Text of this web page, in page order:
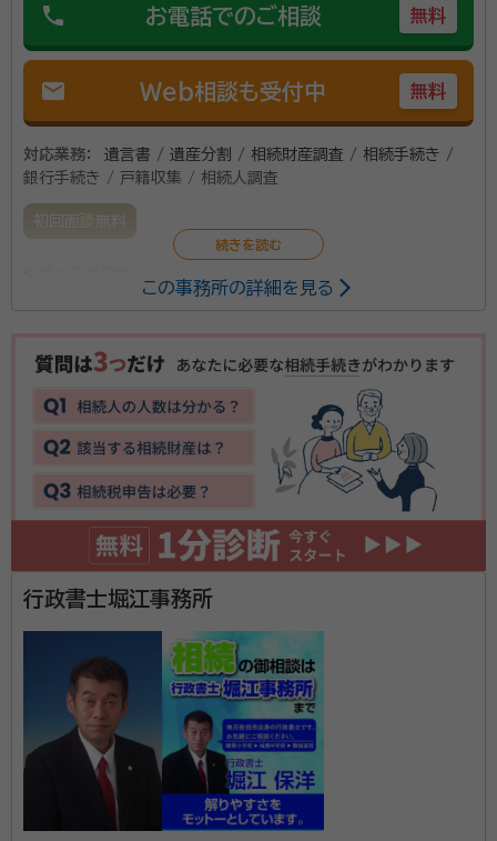
phone お電話でのご相談 無料
mail Web相談も受付中 無料
対応業務：
遺言書 / 遺産分割 / 相続財産調査 / 相続手続き /
銀行手続き / 戸籍収集 / 相続人調査
初回面談無料
資格等：行政書士
所属団体：
この事務所の詳細を見る
行政書士堀江事務所